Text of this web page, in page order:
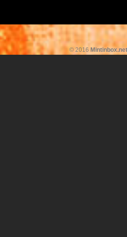
© 2016 Mintinbox.net